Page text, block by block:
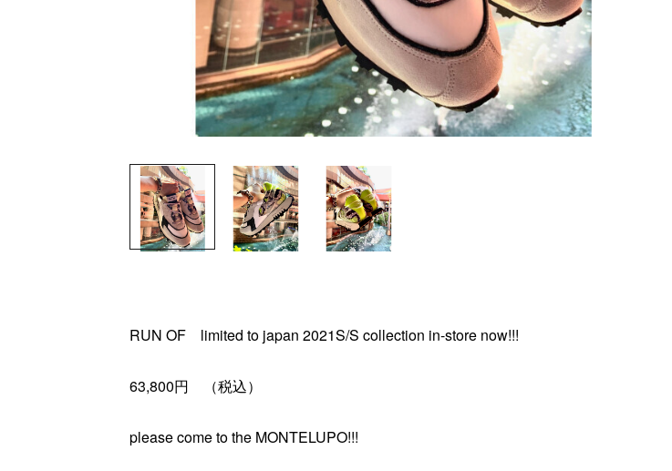
RUN OF limited to japan 2021S/S collection in-store now!!!
63,800円 （税込）
please come to the MONTELUPO!!!